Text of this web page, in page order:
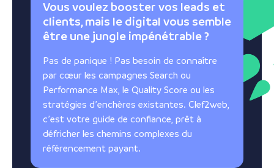
Vous voulez booster vos leads et
clients, mais le digital vous semble
être une jungle impénétrable ?
Pas de panique ! Pas besoin de connaître
par cœur les campagnes Search ou
Performance Max, le Quality Score ou les
stratégies d’enchères existantes. Clef2web,
c’est votre guide de confiance, prêt à
défricher les chemins complexes du
référencement payant.